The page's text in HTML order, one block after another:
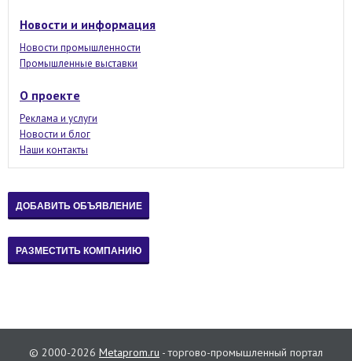
Новости и информация
Новости промышленности
Промышленные выставки
О проекте
Реклама и услуги
Новости и блог
Наши контакты
© 2000-2026 Metaprom.ru - торгово-промышленный портал